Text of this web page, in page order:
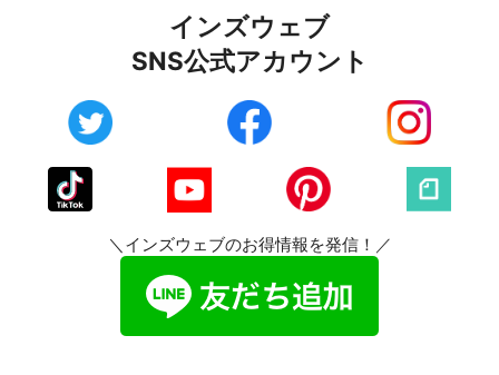
インズウェブ
SNS公式アカウント
＼インズウェブのお得情報を発信！／